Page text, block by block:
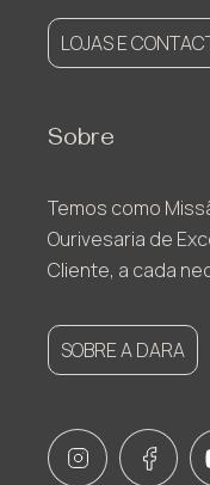
LOJAS E
Sobre
Temos como
Ourivesaria de
Cliente, a cada
SOBRE A DARA